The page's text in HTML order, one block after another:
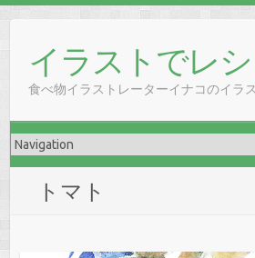
イラストでレシ
食べ物イラストレーターイナコのイラ
トマト